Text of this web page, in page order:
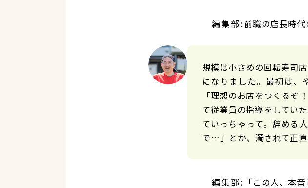
前職の店長時代
規模は小さめの回転寿司
になりました。最初は、
「理想のお店をつくるぞ
て従業員の指導をしてい
ていっちゃって。辞める
で…」とか、濁されて正直
「この人、本